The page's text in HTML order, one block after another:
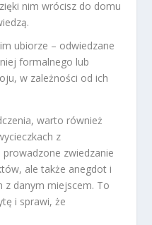
nim wrócisz do domu
ubiorze – odwiedzane
formalnego lub
w zależności od ich
warto również
z
zwiedzanie
ale także anegdot i
z danym miejscem. To
i sprawi, że